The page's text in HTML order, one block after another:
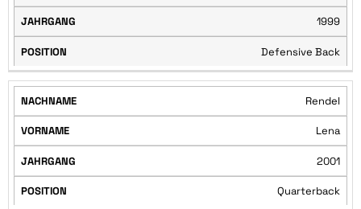
1999
Defensive Back
Rendel
Lena
2001
Quarterback